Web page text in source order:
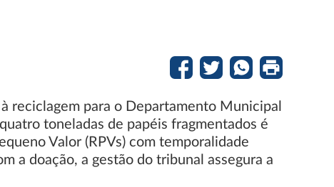
reciclagem para o Departamento Municipal
toneladas de papéis fragmentados é
Valor (RPVs) com temporalidade
a doação, a gestão do tribunal assegura a